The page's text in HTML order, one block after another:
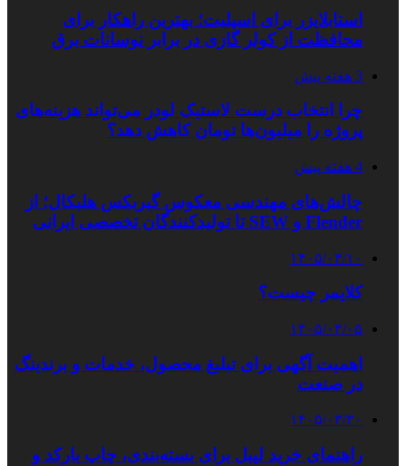
استابلایزر برای اسپلیت؛ بهترین راهکار برای
محافظت از کولر گازی در برابر نوسانات برق
3 هفته پیش
چرا انتخاب درست لاستیک لودر می‌تواند هزینه‌های
پروژه را میلیون‌ها تومان کاهش دهد؟
4 هفته پیش
چالش‌های مهندسی معکوس گیربکس هلیکال؛ از
Flender و SEW تا تولیدکنندگان تخصصی ایرانی
۱۴۰۵/۰۴/۱۰
کلایمر چیست؟
۱۴۰۵/۰۴/۰۵
اهمیت آگهی برای تبلیغ محصول، خدمات و برندینگ
در صنعت
۱۴۰۵/۰۳/۳۰
راهنمای خرید لیبل برای بسته‌بندی، چاپ بارکد و